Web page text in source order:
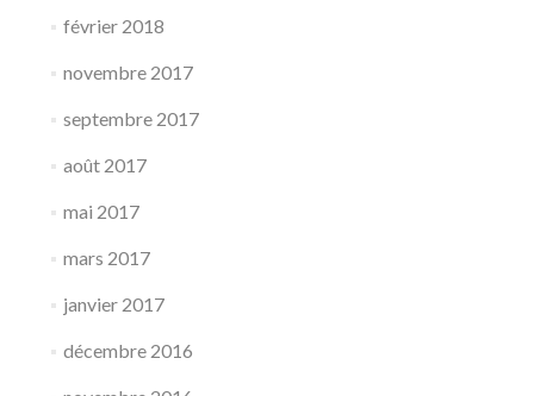
février 2018
novembre 2017
septembre 2017
août 2017
mai 2017
mars 2017
janvier 2017
décembre 2016